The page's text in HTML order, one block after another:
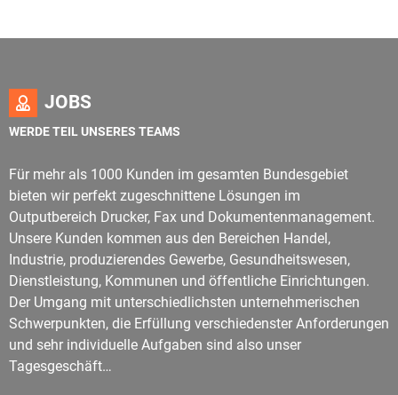
JOBS
WERDE TEIL UNSERES TEAMS
Für mehr als 1000 Kunden im gesamten Bundesgebiet
bieten wir perfekt zugeschnittene Lösungen im
Outputbereich Drucker, Fax und Dokumentenmanagement.
Unsere Kunden kommen aus den Bereichen Handel,
Industrie, produzierendes Gewerbe, Gesundheitswesen,
Dienstleistung, Kommunen und öffentliche Einrichtungen.
Der Umgang mit unterschiedlichsten unternehmerischen
Schwerpunkten, die Erfüllung verschiedenster Anforderungen
und sehr individuelle Aufgaben sind also unser
Tagesgeschäft…